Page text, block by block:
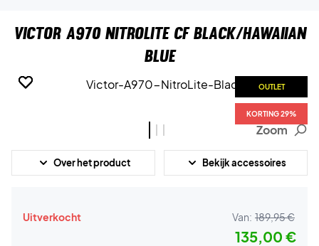
Victor A970 NitroLite CF Black/Hawaiian
Blue
OUTLET
KORTING 29%
OUTLET
KORTING 29%
OUTLET
KORTING 29%
Zoom
Over het product Bekijk accessoires
Uitverkocht Van: 189,95 €
135,00 €